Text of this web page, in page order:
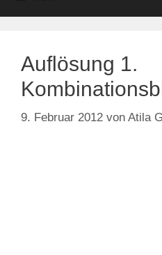
Auflösung 1.
9. Februar 2012 von Atila